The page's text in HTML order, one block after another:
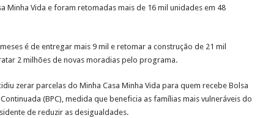
Minha Vida e foram retomadas mais de 16 mil unidades em 48
é de entregar mais 9 mil e retomar a construção de 21 mil
2 milhões de novas moradias pelo programa.
zerar parcelas do Minha Casa Minha Vida para quem recebe Bolsa
(BPC), medida que beneficia as famílias mais vulneráveis do
de reduzir as desigualdades.